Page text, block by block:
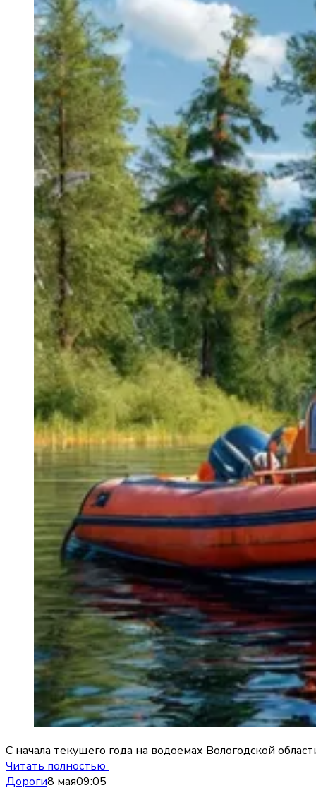
С начала текущего года на водоемах Вологодской
Читать полностью
Дороги8 мая09:05